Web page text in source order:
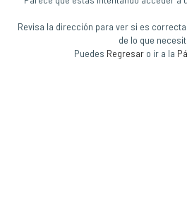
Revisa la dirección para ver si es
de lo que
Puedes Regresar o ir a la